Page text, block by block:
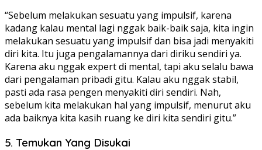
“Sebelum melakukan sesuatu yang impulsif, karena
kadang kalau mental lagi nggak baik-baik saja, kita ingin
melakukan sesuatu yang impulsif dan bisa jadi menyakiti
diri kita. Itu juga pengalamannya dari diriku sendiri ya.
Karena aku nggak expert di mental, tapi aku selalu bawa
dari pengalaman pribadi gitu. Kalau aku nggak stabil,
pasti ada rasa pengen menyakiti diri sendiri. Nah,
sebelum kita melakukan hal yang impulsif, menurut aku
ada baiknya kita kasih ruang ke diri kita sendiri gitu.”
5. Temukan Yang Disukai